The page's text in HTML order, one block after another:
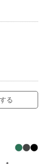
る